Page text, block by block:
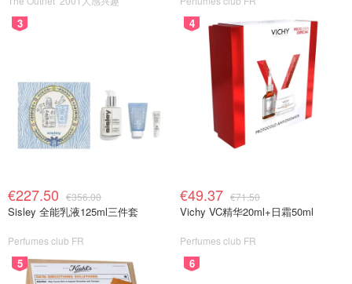
3
€227.50 €356.00
Sisley 全能乳液125ml三件套
Perfumes club FR
4
€49.37 €71.50
Vichy VC精华20ml+日霜50ml
Perfumes club FR
5 6